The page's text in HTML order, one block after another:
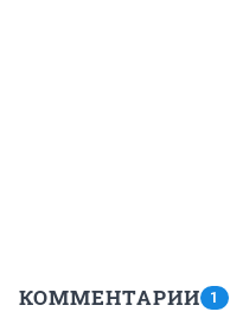
КОММЕНТАРИИ 1